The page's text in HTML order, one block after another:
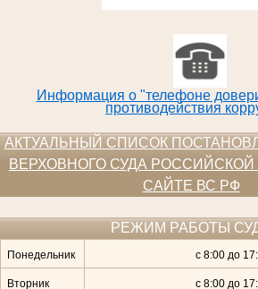
Информация о "телефоне
противодействия
АКТУАЛЬНЫЙ СПИСОК
ВЕРХОВНОГО СУДА
САЙТЕ ВС РФ
РЕЖИМ РАБОТЫ
Понедельник с 8:00 до
Вторник с 8:00 до